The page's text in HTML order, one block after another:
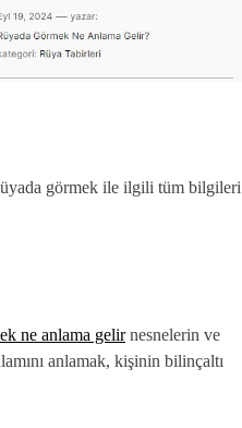
görmek ile ilgili tüm bilgileri
ne anlama gelirnesnelerin ve
anlamak, kişinin bilinçaltı